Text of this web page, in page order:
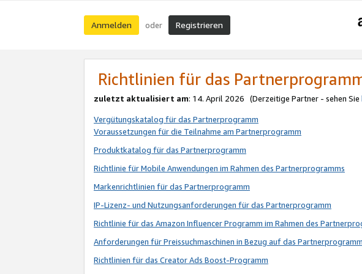
Anmelden oder Registrieren
Richtlinien für das
zuletzt aktualisiert am: 14. April 2026 (Derzeitige Partner - sehen Sie
Vergütungskatalog für das Partnerprogramm
Voraussetzungen für die Teilnahme am Partnerprogramm
Produktkatalog für das Partnerprogramm
Richtlinie für Mobile Anwendungen im Rahmen des Partnerprogramms
Markenrichtlinien für das Partnerprogramm
IP-Lizenz- und Nutzungsanforderungen für das Partnerprogramm
Richtlinie für das Amazon Influencer Programm im Rahmen des
Anforderungen für Preissuchmaschinen in Bezug auf das
Richtlinien für das Creator Ads Boost-Programm